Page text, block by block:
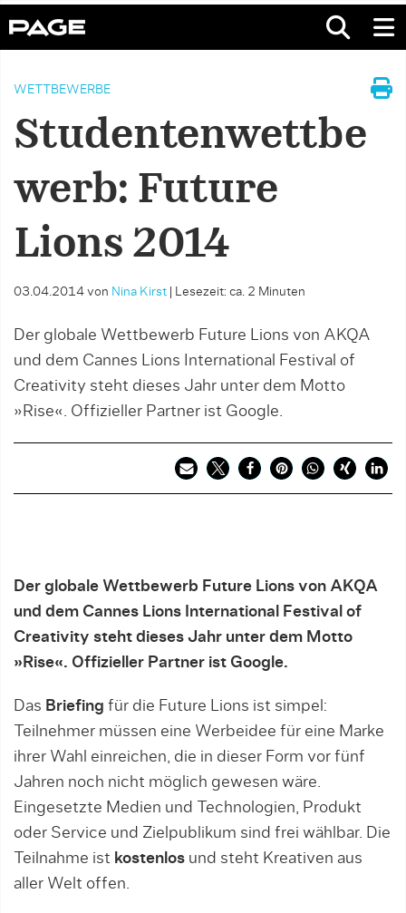
WETTBEWERBE
Studentenwettbe
werb: Future
Lions 2014
03.04.2014 von Nina Kirst Lesezeit: ca. 2 Minuten
Der globale Wettbewerb Future Lions von AKQA
und dem Cannes Lions International Festival of
Creativity steht dieses Jahr unter dem Motto
»Rise«. Offizieller Partner ist Google.
Der globale Wettbewerb Future Lions von AKQA
und dem Cannes Lions International Festival of
Creativity steht dieses Jahr unter dem Motto
»Rise«. Offizieller Partner ist Google.
Das Briefing für die Future Lions ist simpel:
Teilnehmer müssen eine Werbeidee für eine Marke
ihrer Wahl einreichen, die in dieser Form vor fünf
Jahren noch nicht möglich gewesen wäre.
Eingesetzte Medien und Technologien, Produkt
oder Service und Zielpublikum sind frei wählbar. Die
Teilnahme ist kostenlos und steht Kreativen aus
aller Welt offen.